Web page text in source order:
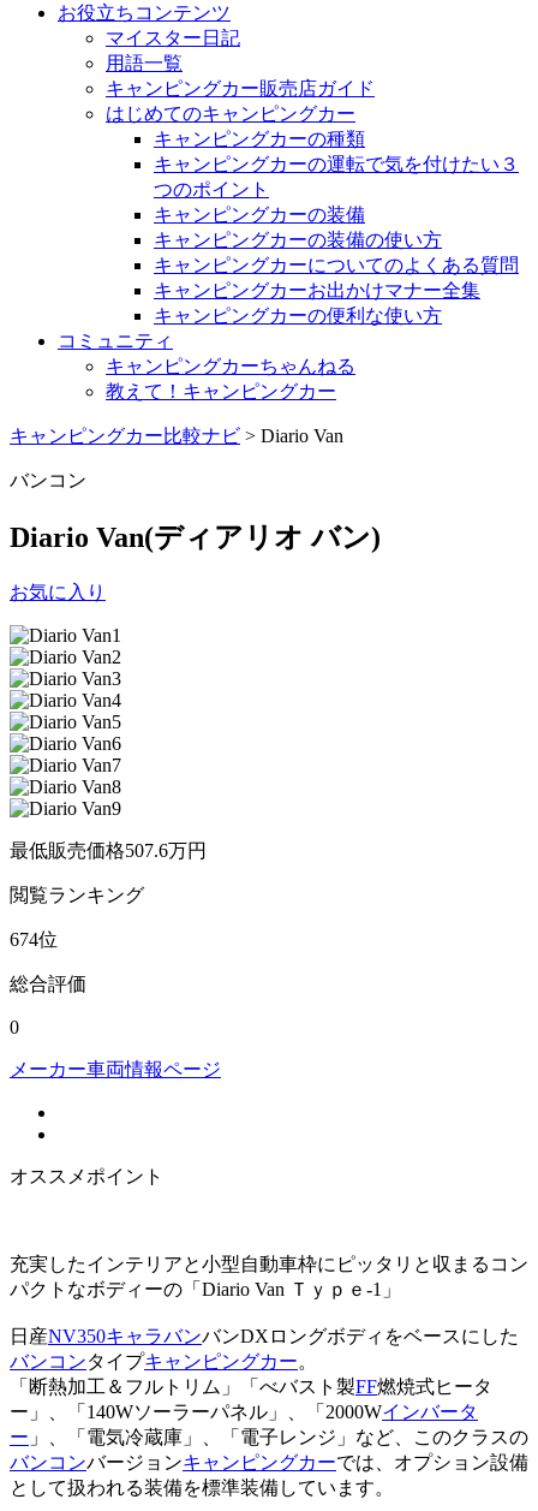
お役立ちコンテンツ
マイスター日記
用語一覧
キャンピングカー販売店ガイド
はじめてのキャンピングカー
キャンピングカーの種類
キャンピングカーの運転で気を付けたい３
つのポイント
キャンピングカーの装備
キャンピングカーの装備の使い方
キャンピングカーについてのよくある質問
キャンピングカーお出かけマナー全集
キャンピングカーの便利な使い方
コミュニティ
キャンピングカーちゃんねる
教えて！キャンピングカー
キャンピングカー比較ナビ > Diario Van
バンコン
Diario Van(ディアリオ バン)
お気に入り
最低販売価格507.6万円
閲覧ランキング
674位
総合評価
0
メーカー車両情報ページ
オススメポイント
充実したインテリアと小型自動車枠にピッタリと収まるコン
パクトなボディーの「Diario Van Ｔｙｐｅ-1」
日産NV350キャラバンバンDXロングボディをベースにした
バンコンタイプキャンピングカー。
「断熱加工＆フルトリム」「べバスト製FF燃焼式ヒータ
ー」、「140Wソーラーパネル」、「2000Wインバータ
ー 」、「電気冷蔵庫」、「電子レンジ」など、このクラスの
バンコンバージョンキャンピングカーでは、オプション設備
として扱われる装備を標準装備しています。